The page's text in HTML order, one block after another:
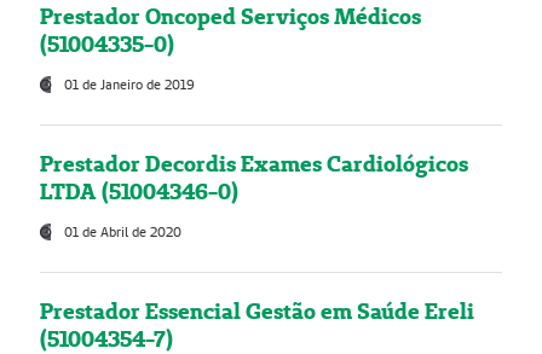
Prestador Oncoped Serviços Médicos
(51004335-0)
01 de Janeiro de 2019
Prestador Decordis Exames Cardiológicos
LTDA (51004346-0)
01 de Abril de 2020
Prestador Essencial Gestão em Saúde Ereli
(51004354-7)